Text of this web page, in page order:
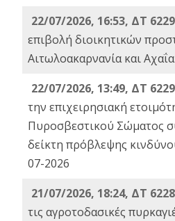
22/07/2026, 16:53, ΔΤ
επιβολή διοικητικών
Αιτωλοακαρνανία και Αχαΐα
22/07/2026, 13:49, ΔΤ
την επιχειρησιακή
Πυροσβεστικού Σώματος
δείκτη πρόβλεψης
07-2026
21/07/2026, 18:24, ΔΤ
τις αγροτοδασικές